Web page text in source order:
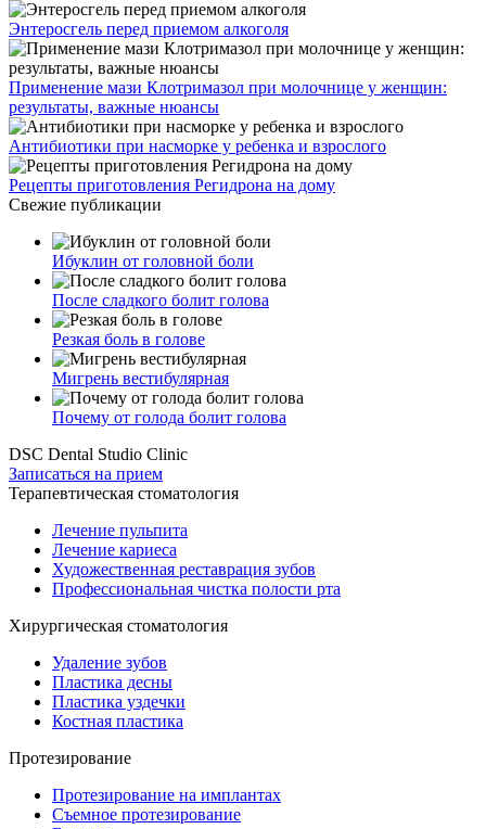
Энтеросгель перед приемом алкоголя
Применение мази Клотримазол при молочнице у женщин:
результаты, важные нюансы
Антибиотики при насморке у ребенка и взрослого
Рецепты приготовления Регидрона на дому
Свежие публикации
Ибуклин от головной боли
После сладкого болит голова
Резкая боль в голове
Мигрень вестибулярная
Почему от голода болит голова
DSC Dental Studio Clinic
Записаться на прием
Терапевтическая стоматология
Лечение пульпита
Лечение кариеса
Художественная реставрация зубов
Профессиональная чистка полости рта
Хирургическая стоматология
Удаление зубов
Пластика десны
Пластика уздечки
Костная пластика
Протезирование
Протезирование на имплантах
Съемное протезирование